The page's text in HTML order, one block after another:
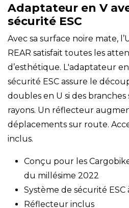
Adaptateur en V
sécurité ESC
Avec sa surface noire mate,
REAR satisfait toutes les
d’esthétique. L'adaptateur
sécurité ESC assure le
doubles en U si des
rayons. Un réflecteur
déplacements sur route.
inclus.
Conçu pour les
du millésime 2022
Système de sécurité
Réflecteur inclus